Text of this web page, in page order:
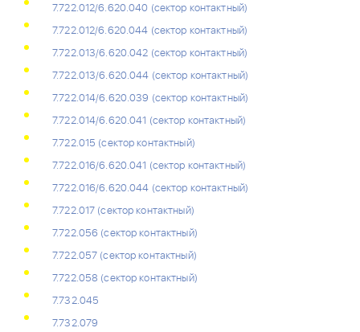
7.722.012/6.620.040 (сектор контактный)
7.722.012/6.620.044 (сектор контактный)
7.722.013/6.620.042 (сектор контактный)
7.722.013/6.620.044 (сектор контактный)
7.722.014/6.620.039 (сектор контактный)
7.722.014/6.620.041 (сектор контактный)
7.722.015 (сектор контактный)
7.722.016/6.620.041 (сектор контактный)
7.722.016/6.620.044 (сектор контактный)
7.722.017 (сектор контактный)
7.722.056 (сектор контактный)
7.722.057 (сектор контактный)
7.722.058 (сектор контактный)
7.732.045
7.732.079